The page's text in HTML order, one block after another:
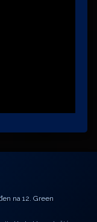
na 12. Green